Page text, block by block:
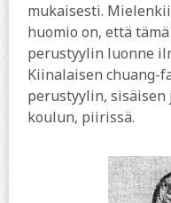
mukaisesti.
huomio on, että
perustyylin luonne
Kiinalaisen chuang-
perustyylin, sisäisen
koulun, piirissä.